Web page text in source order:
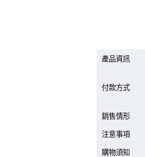
產品資訊
付款方式
銷售情形
注意事項
購物須知